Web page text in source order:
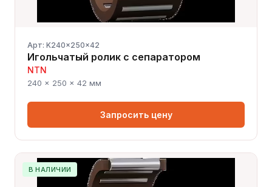
Арт: K240x250x42
Игольчатый ролик с сепаратором
NTN
240 × 250 × 42 мм
Запросить цену
В НАЛИЧИИ